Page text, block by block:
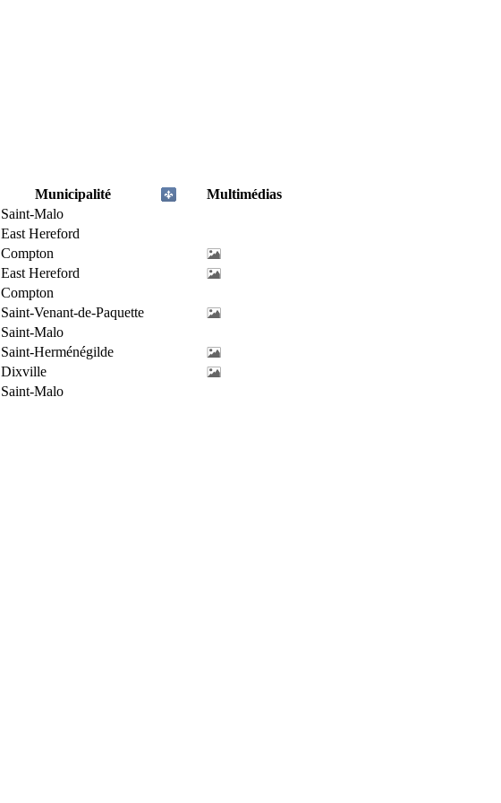
Municipalité
Multimédias
Saint-Malo
East Hereford
Compton
East Hereford
Compton
Saint-Venant-de-Paquette
Saint-Malo
Saint-Herménégilde
Dixville
Saint-Malo